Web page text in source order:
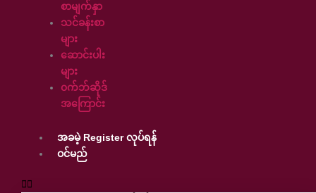
စာမျက်နှာ
သင်ခန်းစာ
များ
ဆောင်းပါး
များ
၀က်ဘ်ဆိုဒ်
အကြောင်း
အခမဲ့ Register လုပ်ရန်
ဝင်မည်